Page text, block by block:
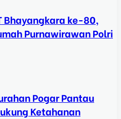
Bhayangkara ke-80,
Purnawirawan Polri
Pogar Pantau
Ketahanan